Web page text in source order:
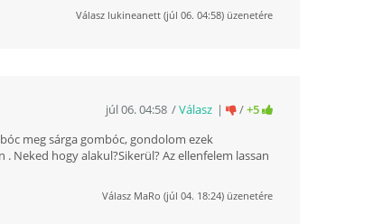
Válasz lukineanett (júl 06. 04:58) üzenetére
júl 06. 04:58 Válasz /+5
meg sárga gombóc, gondolom ezek
Neked hogy alakul?Sikerül? Az ellenfelem lassan
Válasz MaRo (júl 04. 18:24) üzenetére